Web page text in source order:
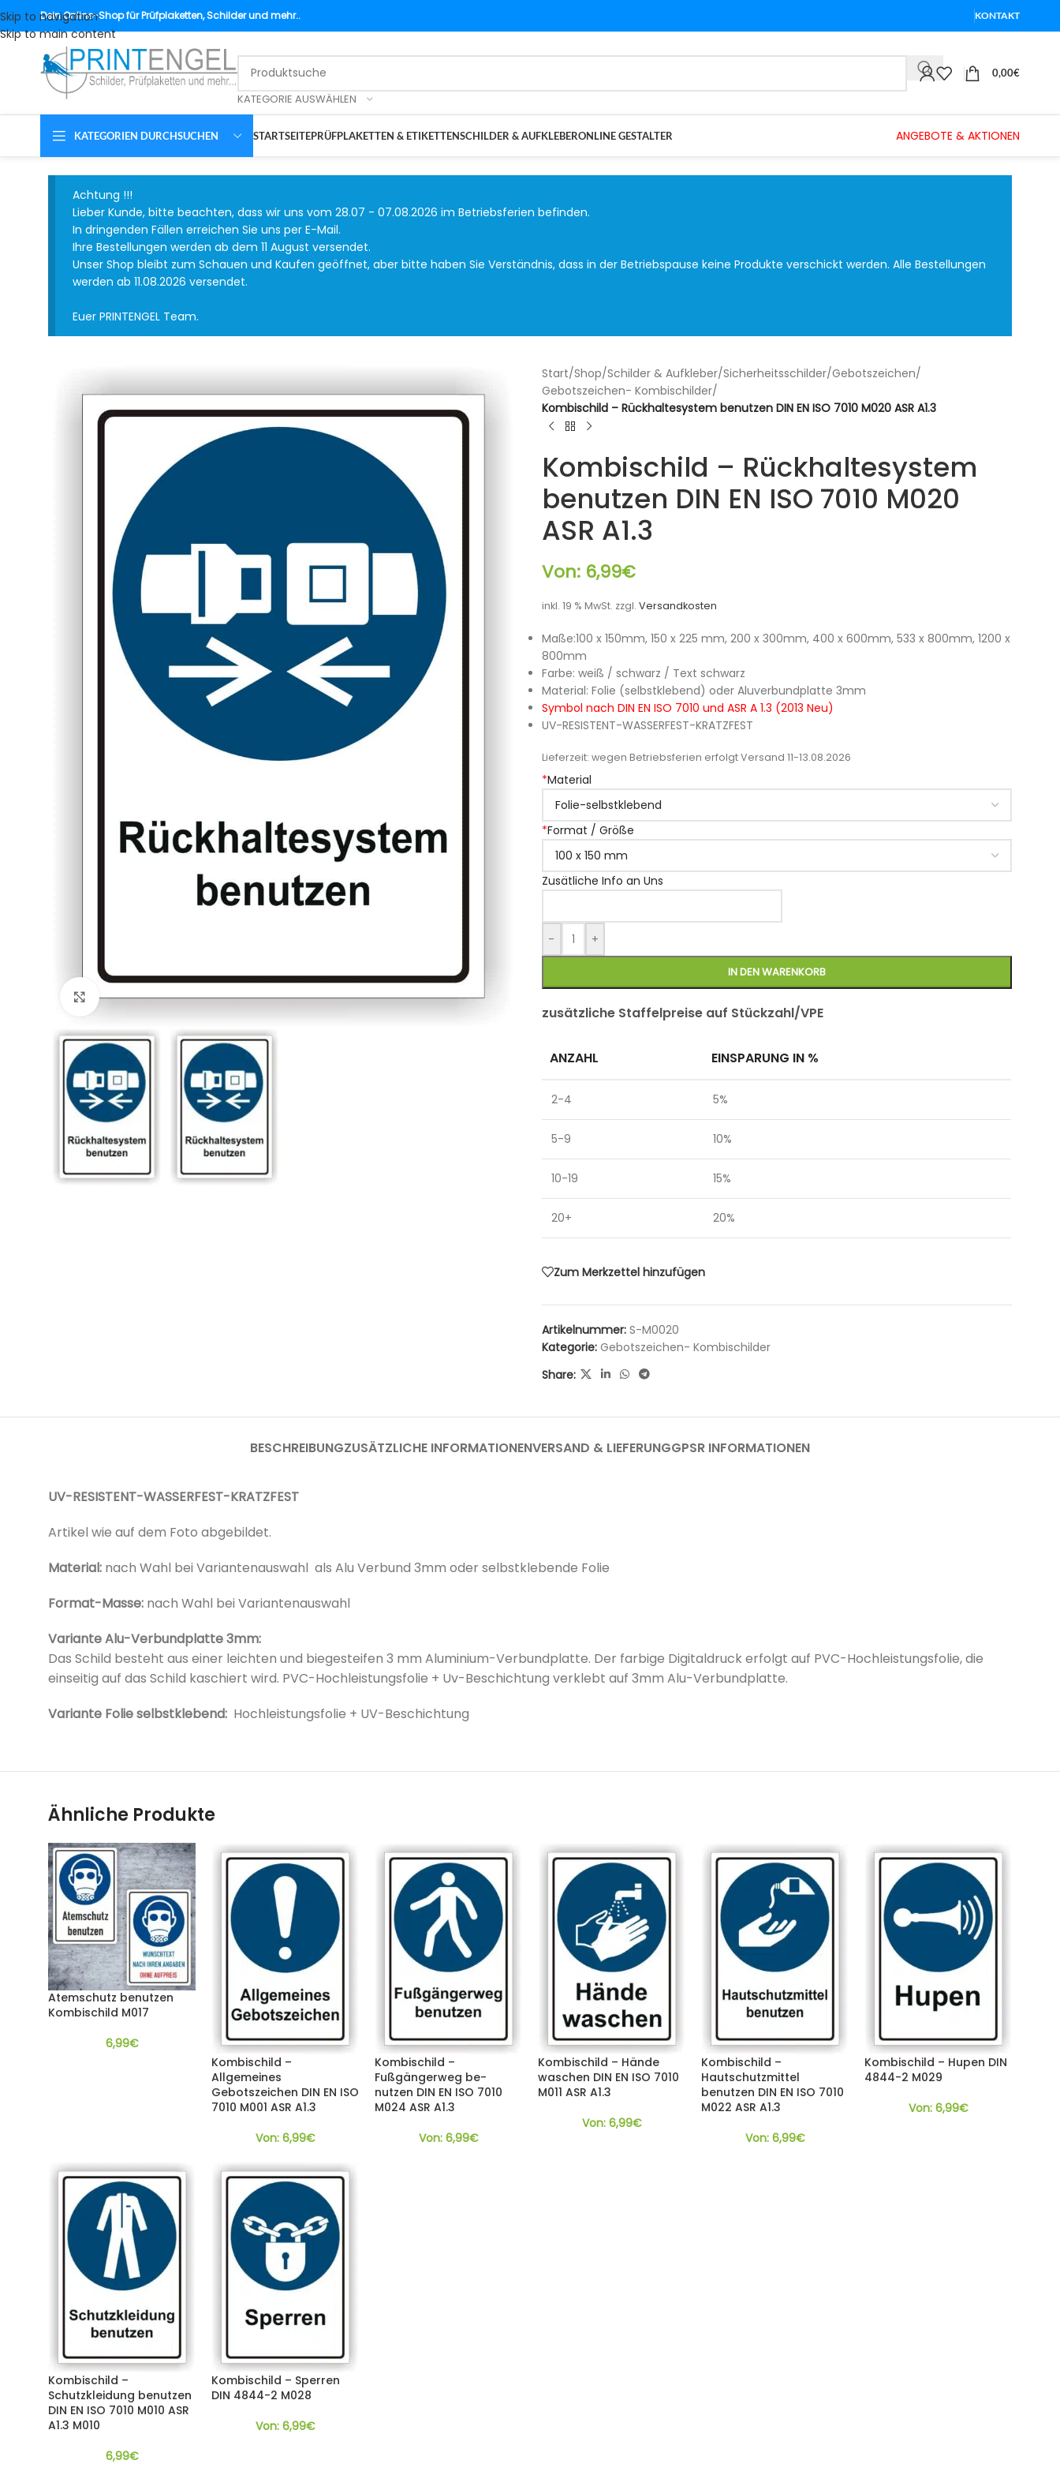
Skip to navigation
Skip to main content
DeinOnline-Shop für Prüfplaketten, Schilder und mehr.. KONTAKT
KATEGORIE AUSWÄHLEN
0,00€
KATEGORIEN DURCHSUCHEN STARTSEITEPRÜFPLAKETTEN & ETIKETTENSCHILDER & AUFKLEBERONLINE GESTALTER ANGEBOTE & AKTIONEN
Achtung !!!
Lieber Kunde, bitte beachten, dass wir uns vom 28.07 - 07.08.2026 im Betriebsferien befinden.
In dringenden Fällen erreichen Sie uns per E-Mail.
Ihre Bestellungen werden ab dem 11 August versendet.
Unser Shop bleibt zum Schauen und Kaufen geöffnet, aber bitte haben Sie Verständnis, dass in der Betriebspause keine Produkte verschickt werden. Alle Bestellungen
werden ab 11.08.2026 versendet.
Euer PRINTENGEL Team.
Klicken zum Vergrößern
Start/Shop/Schilder & Aufkleber/Sicherheitsschilder/Gebotszeichen/
Gebotszeichen- Kombischilder/
Kombischild – Rückhaltesystem benutzen DIN EN ISO 7010 M020 ASR A1.3
Kombischild – Rückhaltesystem
benutzen DIN EN ISO 7010 M020
ASR A1.3
Von: 6,99€
inkl. 19 % MwSt. zzgl. Versandkosten
Maße:100 x 150mm, 150 x 225 mm, 200 x 300mm, 400 x 600mm, 533 x 800mm, 1200 x
800mm
Farbe: weiß / schwarz / Text schwarz
Material: Folie (selbstklebend) oder Aluverbundplatte 3mm
Symbol nach DIN EN ISO 7010 und ASR A 1.3 (2013 Neu)
UV-RESISTENT-WASSERFEST-KRATZFEST
Lieferzeit: wegen Betriebsferien erfolgt Versand 11-13.08.2026
*Material
*Format / Größe
Zusätliche Info an Uns
- +
IN DEN WARENKORB
zusätzliche Staffelpreise auf Stückzahl/VPE
ANZAHL EINSPARUNG IN %
2-4 5%
5-9 10%
10-19 15%
20+ 20%
Zum Merkzettel hinzufügen
Artikelnummer: S-M0020
Kategorie: Gebotszeichen- Kombischilder
Share:
BESCHREIBUNGZUSÄTZLICHE INFORMATIONENVERSAND & LIEFERUNGGPSR INFORMATIONEN
UV-RESISTENT-WASSERFEST-KRATZFEST
Artikel wie auf dem Foto abgebildet.
Material: nach Wahl bei Variantenauswahl als Alu Verbund 3mm oder selbstklebende Folie
Format-Masse: nach Wahl bei Variantenauswahl
Variante Alu-Verbundplatte 3mm:
Das Schild besteht aus einer leichten und biegesteifen 3 mm Aluminium-Verbundplatte. Der farbige Digitaldruck erfolgt auf PVC-Hochleistungsfolie, die
einseitig auf das Schild kaschiert wird. PVC-Hochleistungsfolie + Uv-Beschichtung verklebt auf 3mm Alu-Verbundplatte.
Variante Folie selbstklebend: Hochleistungsfolie + UV-Beschichtung
Ähnliche Produkte
Atemschutz benutzen
Kombischild M017
6,99€
Kombischild –
Allgemeines
Gebotszeichen DIN EN ISO
7010 M001 ASR A1.3
Von: 6,99€
Kombischild –
Fußgängerweg be-
nutzen DIN EN ISO 7010
M024 ASR A1.3
Von: 6,99€
Kombischild – Hände
waschen DIN EN ISO 7010
M011 ASR A1.3
Von: 6,99€
Kombischild –
Hautschutzmittel
benutzen DIN EN ISO 7010
M022 ASR A1.3
Von: 6,99€
Kombischild – Hupen DIN
4844-2 M029
Von: 6,99€
Kombischild –
Schutzkleidung benutzen
DIN EN ISO 7010 M010 ASR
A1.3 M010
6,99€
Kombischild – Sperren
DIN 4844-2 M028
Von: 6,99€